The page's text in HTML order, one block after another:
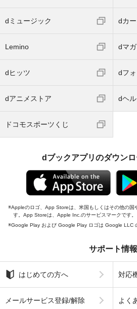
dミュージック dカ
Lemino dマ
dヒッツ dフォ
dアニメストア dヘ
ドコモスポーツくじ
dブックアプリのダウン
Appleのロゴ、App Storeは、米国もしくはその他の
す。App Storeは、Apple Inc.のサービスマークです。
Google Play および Google Play ロゴは Google LLC
サポート情報
はじめての方へ 対応
メールサービス登録/解除 よく